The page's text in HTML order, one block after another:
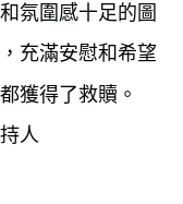
氛圍感十足的圖
充滿安慰和希望
獲得了救贖。
人